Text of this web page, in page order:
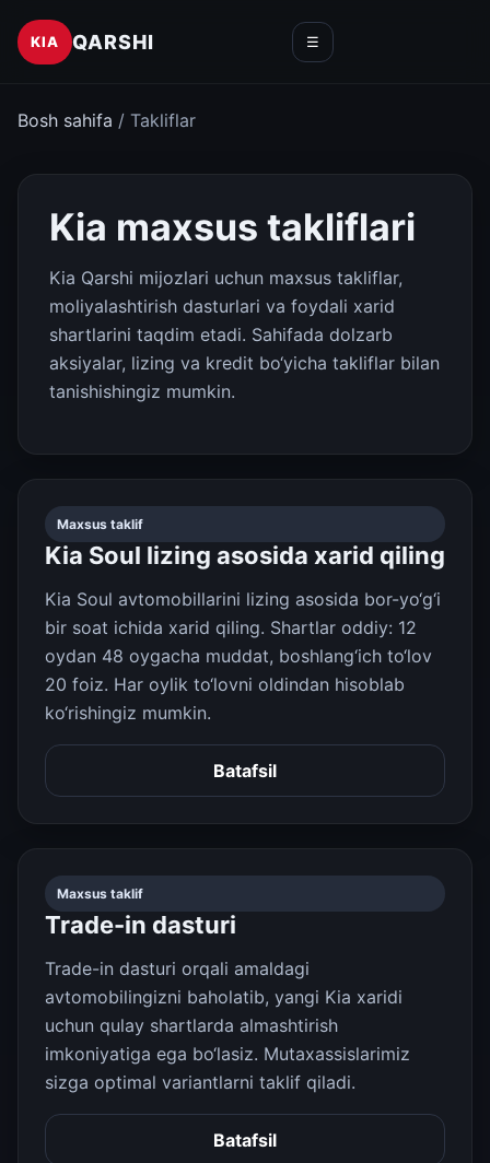
KIA QARSHI ☰
Bosh sahifa / Takliflar
Kia maxsus takliflari
Kia Qarshi mijozlari uchun maxsus takliflar,
moliyalashtirish dasturlari va foydali xarid
shartlarini taqdim etadi. Sahifada dolzarb
aksiyalar, lizing va kredit bo‘yicha takliflar bilan
tanishishingiz mumkin.
Maxsus taklif
Kia Soul lizing asosida xarid qiling
Kia Soul avtomobillarini lizing asosida bor-yo‘g‘i
bir soat ichida xarid qiling. Shartlar oddiy: 12
oydan 48 oygacha muddat, boshlang‘ich to‘lov
20 foiz. Har oylik to‘lovni oldindan hisoblab
ko‘rishingiz mumkin.
Batafsil
Maxsus taklif
Trade-in dasturi
Trade-in dasturi orqali amaldagi
avtomobilingizni baholatib, yangi Kia xaridi
uchun qulay shartlarda almashtirish
imkoniyatiga ega bo‘lasiz. Mutaxassislarimiz
sizga optimal variantlarni taklif qiladi.
Batafsil